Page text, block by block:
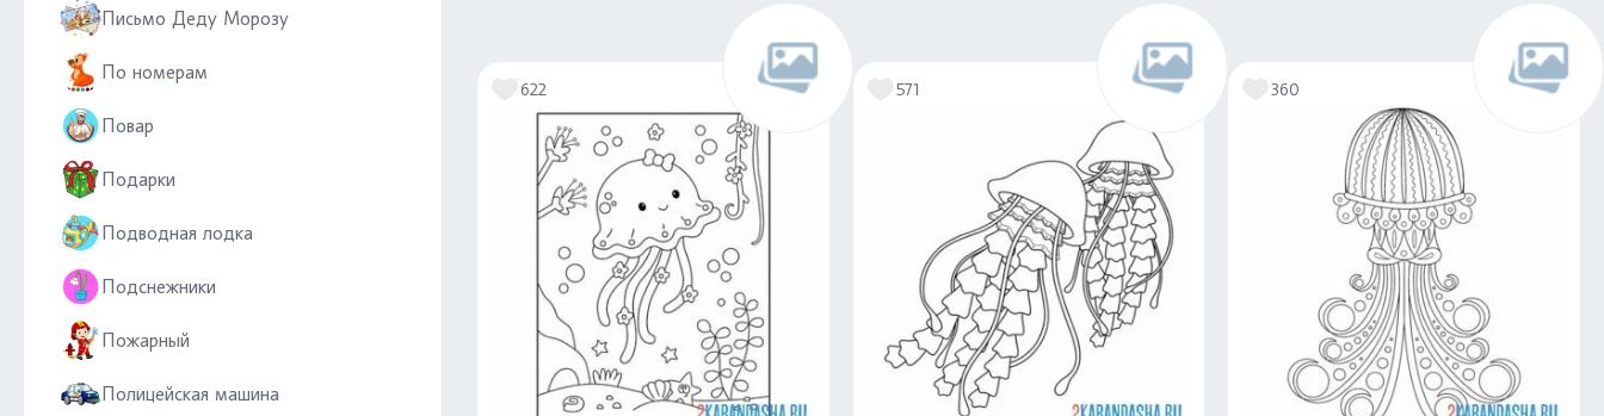
Письмо Деду Морозу
По номерам
Повар
Подарки
Подводная лодка
Подснежники
Пожарный
Полицейская машина
622 571 360